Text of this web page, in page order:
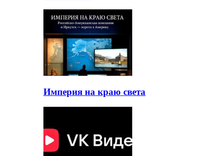
Империя на краю света